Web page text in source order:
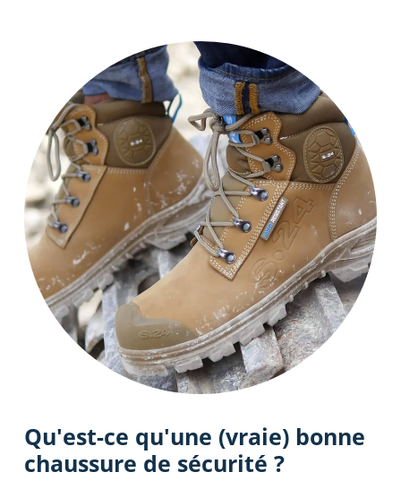
Qu'est-ce qu'une (vraie) bonne
chaussure de sécurité ?